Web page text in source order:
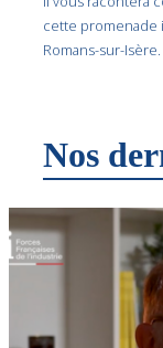
cette promenade
Romans-sur-Isère.
Nos